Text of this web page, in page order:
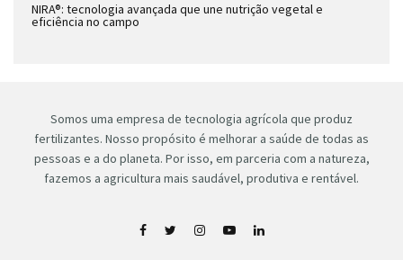
NIRA®: tecnologia avançada que une nutrição vegetal e
eficiência no campo
Somos uma empresa de tecnologia agrícola que produz
fertilizantes. Nosso propósito é melhorar a saúde de todas as
pessoas e a do planeta. Por isso, em parceria com a natureza,
fazemos a agricultura mais saudável, produtiva e rentável.